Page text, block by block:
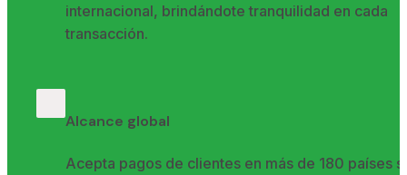
internacional, brindándote tranquilidad en cada
transacción.
Alcance global
Acepta pagos de clientes en más de 180 países